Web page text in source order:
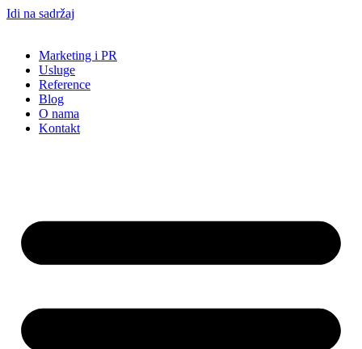
Idi na sadržaj
Marketing i PR
Usluge
Reference
Blog
O nama
Kontakt